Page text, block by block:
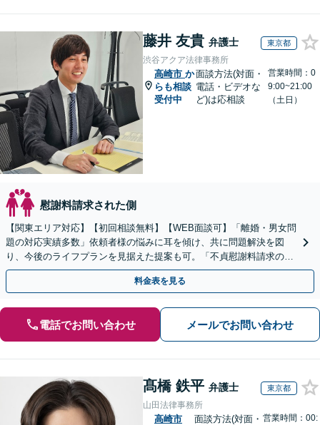
藤井 友貴 弁護士 東京都
渋谷アクア法律事務所
高崎市 か
らも相談
受付中
面談方法(対面・
電話・ビデオな
ど)は応相談
営業時間：0
9:00~21:00
（土日）
慰謝料請求された側
【関東エリア対応】【初回相談無料】【WEB面談可】「離婚・男女問
題の対応実績多数」依頼者様の悩みに耳を傾け、共に問題解決を図
り、今後のライフプランを見据えた提案も可。「不貞慰謝料請求の減
額交渉の経験豊富」【休日・夜間相談可】【完全個室相談】
料金表を見る
電話でお問い合わせ メールでお問い合わせ
髙橋 鉄平 弁護士 東京都
山田法律事務所
高崎市
面談方法(対面・ 営業時間：00: